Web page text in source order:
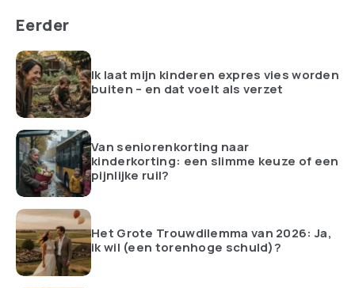
Eerder
Ik laat mijn kinderen expres vies worden
buiten – en dat voelt als verzet
Van seniorenkorting naar
kinderkorting: een slimme keuze of een
pijnlijke ruil?
Het Grote Trouwdilemma van 2026: Ja,
ik wil (een torenhoge schuld)?